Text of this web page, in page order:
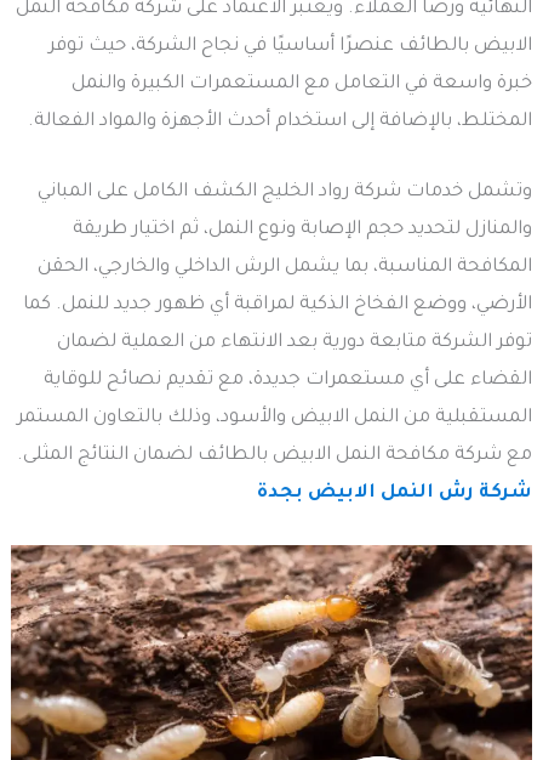
النهائية ورضا العملاء. ويُعتبر الاعتماد على شركة مكافحة النمل
الابيض بالطائف عنصرًا أساسيًا في نجاح الشركة، حيث توفر
خبرة واسعة في التعامل مع المستعمرات الكبيرة والنمل
المختلط، بالإضافة إلى استخدام أحدث الأجهزة والمواد الفعالة.
وتشمل خدمات شركة رواد الخليج الكشف الكامل على المباني
والمنازل لتحديد حجم الإصابة ونوع النمل، ثم اختيار طريقة
المكافحة المناسبة، بما يشمل الرش الداخلي والخارجي، الحقن
الأرضي، ووضع الفخاخ الذكية لمراقبة أي ظهور جديد للنمل. كما
توفر الشركة متابعة دورية بعد الانتهاء من العملية لضمان
القضاء على أي مستعمرات جديدة، مع تقديم نصائح للوقاية
المستقبلية من النمل الابيض والأسود، وذلك بالتعاون المستمر
مع شركة مكافحة النمل الابيض بالطائف لضمان النتائج المثلى.
شركة رش النمل الابيض بجدة